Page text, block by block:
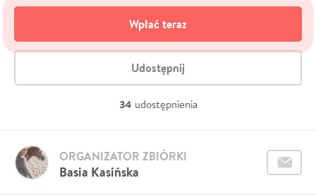
Wpłać teraz
Udostępnij
34 udostępnienia
Basia Kasińska
ORGANIZATOR ZBIÓRKI